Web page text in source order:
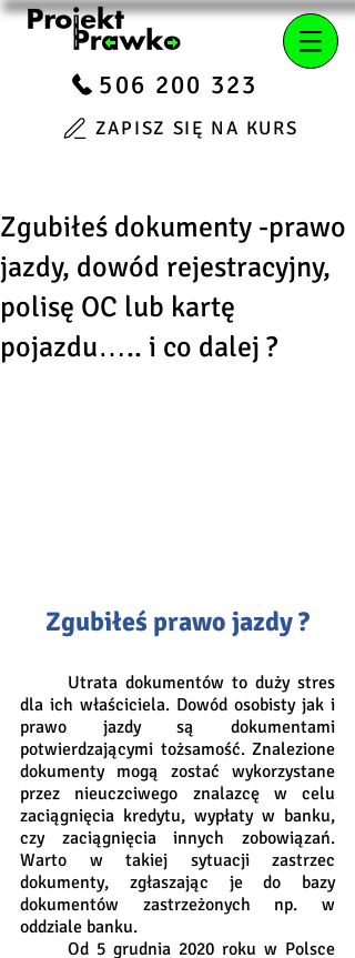
506 200 323
ZAPISZ SIĘ NA KURS
Zgubiłeś dokumenty -prawo
jazdy, dowód rejestracyjny,
polisę OC lub kartę
pojazdu….. i co dalej ?
Zgubiłeś prawo jazdy ?
dla ich właściciela. Dowód osobisty jak i
prawo jazdy są dokumentami
potwierdzającymi tożsamość. Znalezione
dokumenty mogą zostać wykorzystane
przez nieuczciwego znalazcę w celu
zaciągnięcia kredytu, wypłaty w banku,
czy zaciągnięcia innych zobowiązań.
Warto w takiej sytuacji zastrzec
dokumenty, zgłaszając je do bazy
dokumentów zastrzeżonych np. w
oddziale banku.